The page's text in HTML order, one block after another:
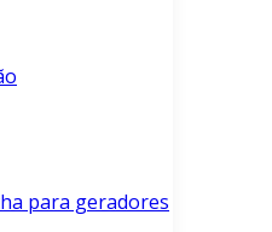
para geradores